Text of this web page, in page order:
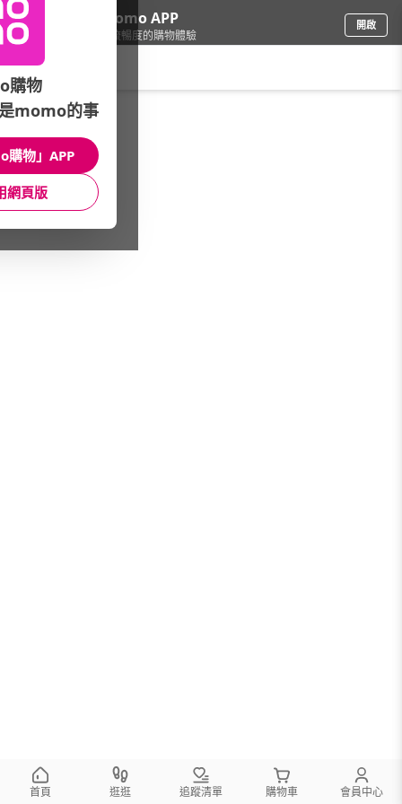
下載momo APP
給你3倍流暢度的購物體驗
開啟
鞋包箱/流行包/品牌總覽
館長推薦 月銷量
首頁 逛逛 追蹤清單 購物車 會員中心
購物
momo的事
購物」APP
網頁版